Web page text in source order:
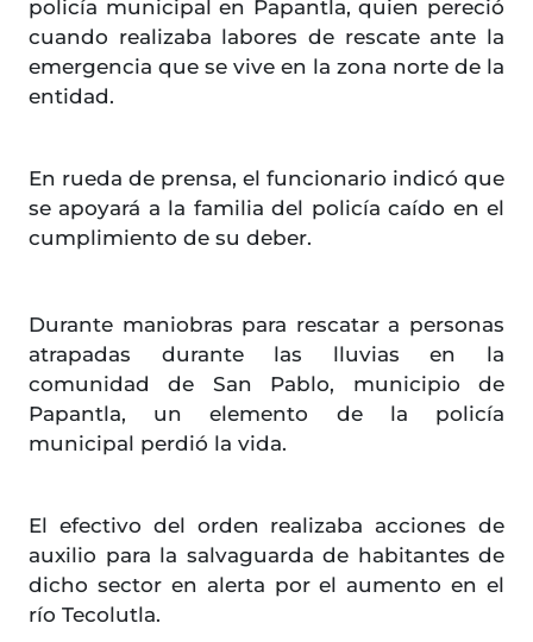
policía municipal en Papantla, quien pereció
cuando realizaba labores de rescate ante la
emergencia que se vive en la zona norte de la
entidad.
En rueda de prensa, el funcionario indicó que
se apoyará a la familia del policía caído en el
cumplimiento de su deber.
Durante maniobras para rescatar a personas
atrapadas durante las lluvias en la
comunidad de San Pablo, municipio de
Papantla, un elemento de la policía
municipal perdió la vida.
El efectivo del orden realizaba acciones de
auxilio para la salvaguarda de habitantes de
dicho sector en alerta por el aumento en el
río Tecolutla.